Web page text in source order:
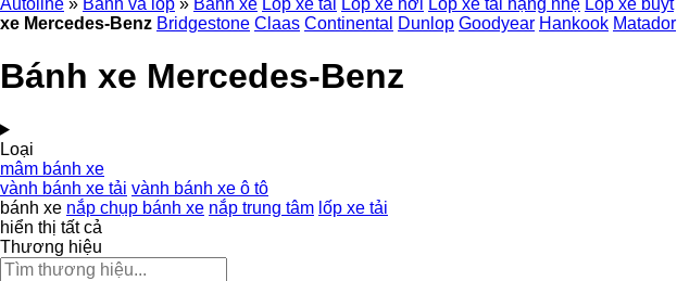
Autoline » Bánh và lốp » Bánh xe Lốp xe tải Lốp xe hơi Lốp xe tải hạng nhẹ Lốp xe buýt
xe Mercedes-Benz Bridgestone Claas Continental Dunlop Goodyear Hankook Matador
Bánh xe Mercedes-Benz
Loại
mâm bánh xe
vành bánh xe tải vành bánh xe ô tô
bánh xe nắp chụp bánh xe nắp trung tâm lốp xe tải
hiển thị tất cả
Thương hiệu